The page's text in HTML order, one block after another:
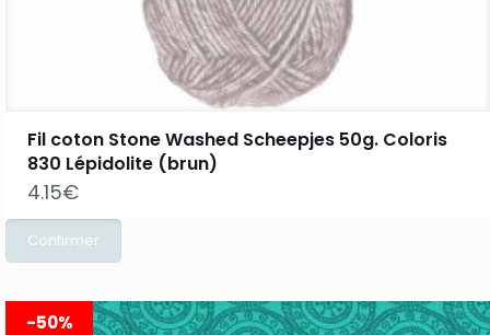
Fil coton Stone Washed Scheepjes 50g. Coloris
830 Lépidolite (brun)
4.15€
-50%